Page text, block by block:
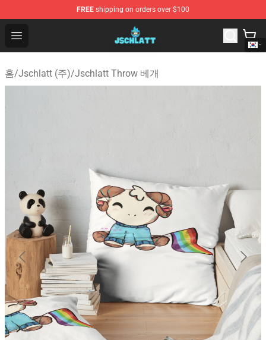
FREE shipping on orders over $100
Open menu
Jschlatt Store - Official Jschlatt Merchandise Shop
홈/Jschlatt (주)/Jschlatt Throw 베개